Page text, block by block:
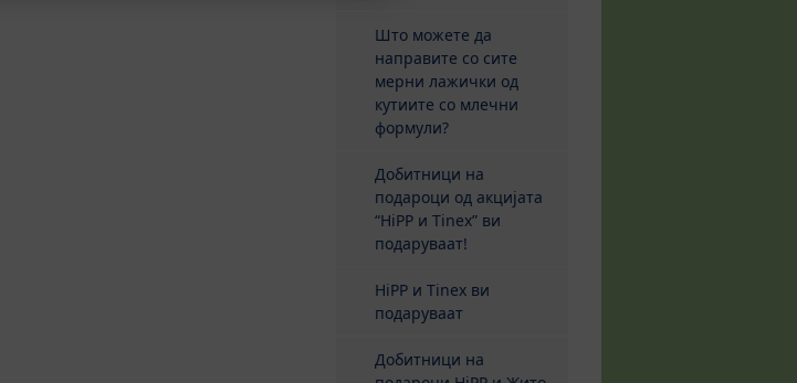
Што можете да
направите со сите
мерни лажички од
кутиите со млечни
формули?
Добитници на
подароци од акцијата
“HiPP и Tinex” ви
подаруваат!
HiPP и Tinex ви
подаруваат
Добитници на